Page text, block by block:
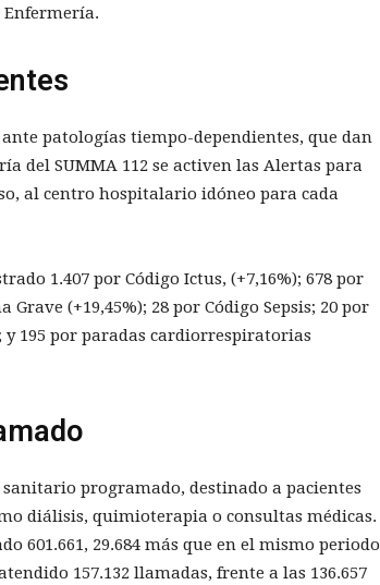
Enfermería.
patologías tiempo-dependientes, que dan
del SUMMA 112 se activen las Alertas para
al centro hospitalario idóneo para cada
1.407 por Código Ictus, (+7,16%); 678 por
(+19,45%); 28 por Código Sepsis; 20 por
y 195 por paradas cardiorrespiratorias
programado, destinado a pacientes
diálisis, quimioterapia o consultas médicas.
601.661, 29.684 más que en el mismo periodo
157.132 llamadas, frente a las 136.657